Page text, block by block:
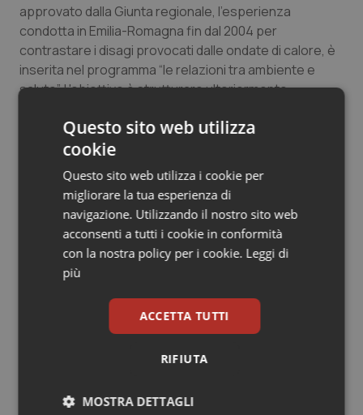
Salute orale & impianti
Sangue & coagulazione
Tumore al seno
Tumore ovarico
Tumori del Polmone & Testa Collo
Tumori gastrointestinali
Ulcera & Reflusso
approvato dalla Giunta regionale, l'esperienza
condotta in Emilia-Romagna fin dal 2004 per
contrastare i disagi provocati dalle ondate di calore, è
inserita nel programma “le relazioni tra ambiente e
salute”. L'obiettivo è strutturare ulteriormente
monitoraggio sviluppati in questo campo.
09 Giugno 2011
© Riproduzione riservata
Potrebbe interessarti in
Regioni e Asl
Questo sito web utilizza
cookie
Questo sito web utilizza i cookie per
migliorare la tua esperienza di
navigazione. Utilizzando il nostro sito web
acconsenti a tutti i cookie in conformità
con la nostra policy per i cookie. Leggi di
più
ACCETTA TUTTI
RIFIUTA
MOSTRA DETTAGLI